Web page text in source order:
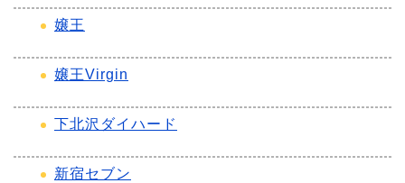
嬢王
嬢王Virgin
下北沢ダイハード
新宿セブン